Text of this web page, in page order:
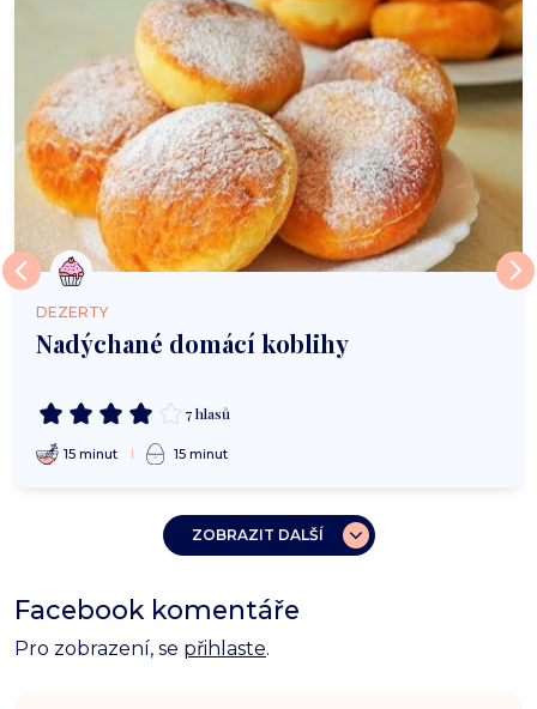
DEZERTY
Nadýchané domácí koblihy
7 hlasů
15 minut 15 minut
ZOBRAZIT DALŠÍ
Facebook komentáře
Pro zobrazení, se přihlaste.